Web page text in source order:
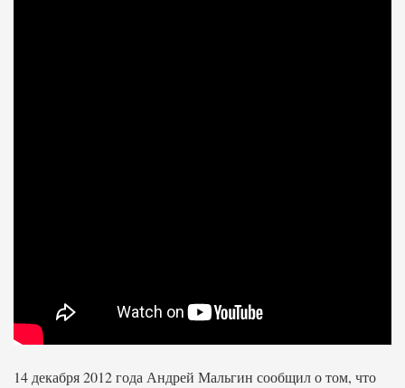
14 декабря 2012 года Андрей Мальгин сообщил о том, что